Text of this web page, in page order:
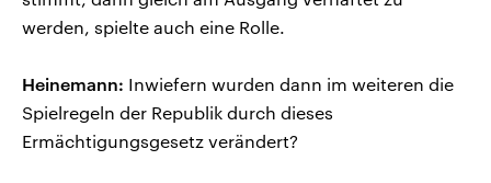
werden, spielte auch eine Rolle.
Heinemann: Inwiefern wurden dann im weiteren die
Spielregeln der Republik durch dieses
Ermächtigungsgesetz verändert?